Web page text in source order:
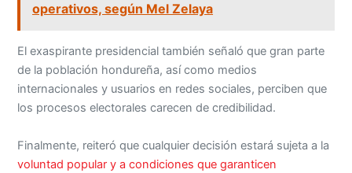
operativos, según Mel Zelaya
El exaspirante presidencial también señaló que gran parte
de la población hondureña, así como medios
internacionales y usuarios en redes sociales, perciben que
los procesos electorales carecen de credibilidad.
Finalmente, reiteró que cualquier decisión estará sujeta a la
voluntad popular y a condiciones que garanticen